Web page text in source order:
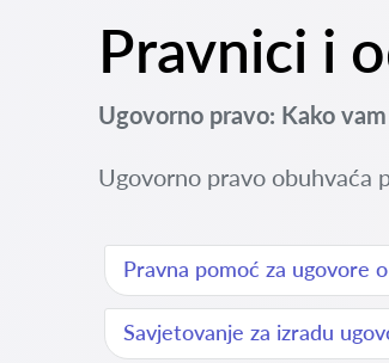
Pravnici i
Ugovorno pravo: Kako
Ugovorno pravo obuhvaća
Pravna pomoć za ugovore
Savjetovanje za izradu